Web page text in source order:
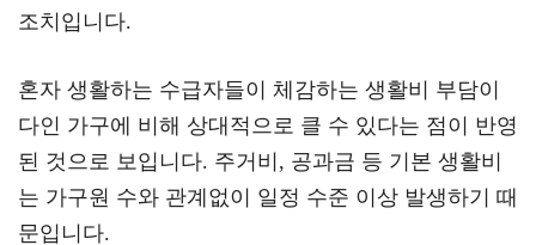
조치입니다.
혼자 생활하는 수급자들이 체감하는 생활비 부담이
다인 가구에 비해 상대적으로 클 수 있다는 점이 반영
된 것으로 보입니다. 주거비, 공과금 등 기본 생활비
는 가구원 수와 관계없이 일정 수준 이상 발생하기 때
문입니다.